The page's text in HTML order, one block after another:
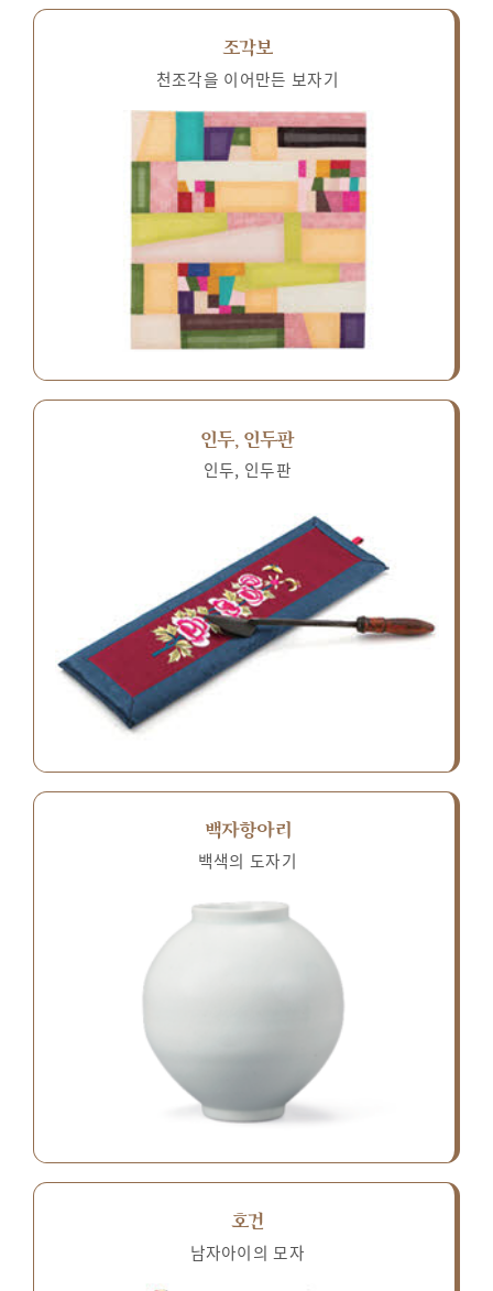
조각보
천조각을 이어만든 보자기
인두, 인두판
인두, 인두판
백자항아리
백색의 도자기
호건
남자아이의 모자